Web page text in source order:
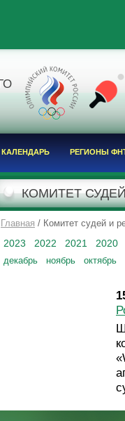
КАЛЕНДАРЬ РЕГИОНЫ
КОМИТЕТ
Главная / Комитет судей и
2023 2022 2021 2020
декабрь ноябрь октябрь